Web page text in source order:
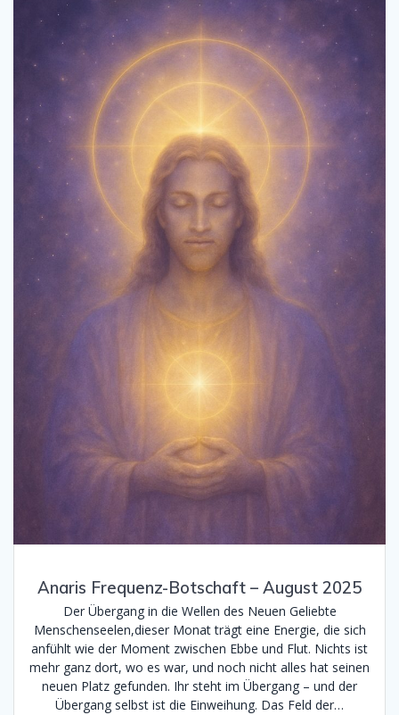
Anaris Frequenz-Botschaft – August 2025
Der Übergang in die Wellen des Neuen Geliebte
Menschenseelen,dieser Monat trägt eine Energie, die sich
anfühlt wie der Moment zwischen Ebbe und Flut. Nichts ist
mehr ganz dort, wo es war, und noch nicht alles hat seinen
neuen Platz gefunden. Ihr steht im Übergang – und der
Übergang selbst ist die Einweihung. Das Feld der…